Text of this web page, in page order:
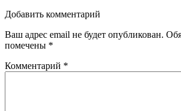
Добавить комментарий
Ваш адрес email не будет опубликован.
помечены *
Комментарий *